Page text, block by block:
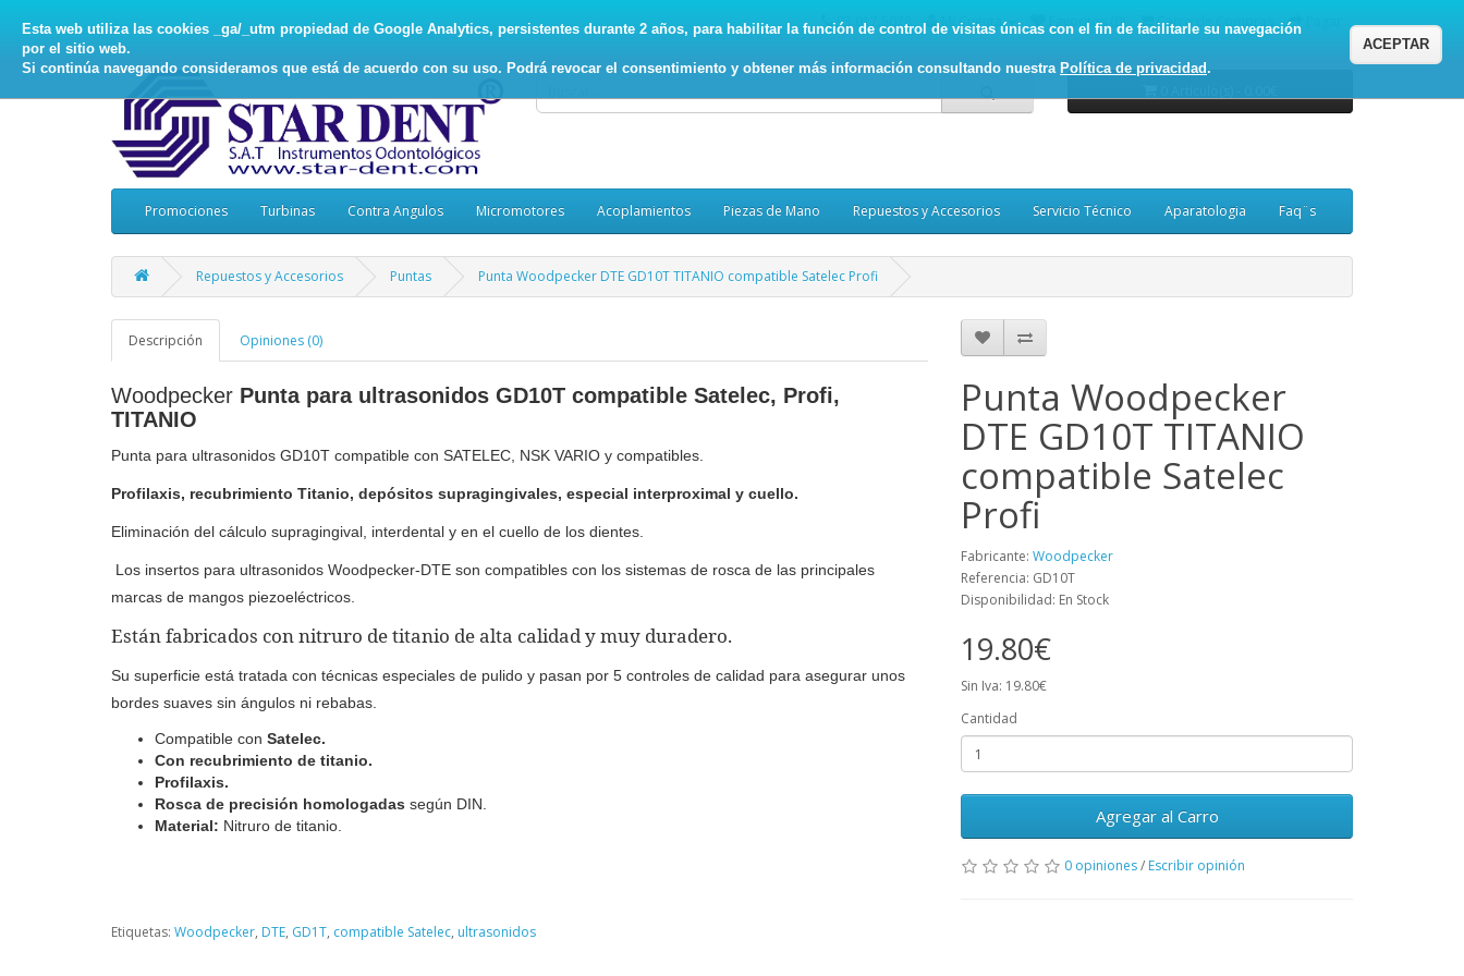
Esta web utiliza las cookies _ga/_utm propiedad de Google Analytics, persistentes durante 2 años, para habilitar la función de control de visitas únicas con el fin de facilitarle su navegación
por el sitio web.
Si continúa navegando consideramos que está de acuerdo con su uso. Podrá revocar el consentimiento y obtener más información consultando nuestra Política de privacidad.
ACEPTAR
93.017.5078 Mi Cuenta Favoritos (0) Carro de Compras
Promociones Turbinas Contra Angulos Micromotores Acoplamientos Piezas de Mano Repuestos y Accesorios Servicio Técnico Aparatologia Faq¨s
Repuestos y Accesorios Puntas Punta Woodpecker DTE GD10T TITANIO compatible Satelec Profi
Descripción Opiniones (0)
Woodpecker Punta para ultrasonidos GD10T compatible Satelec, Profi,
TITANIO
Punta para ultrasonidos GD10T compatible con SATELEC, NSK VARIO y compatibles.
Profilaxis, recubrimiento Titanio, depósitos supragingivales, especial interproximal y cuello.
Eliminación del cálculo supragingival, interdental y en el cuello de los dientes.
Los insertos para ultrasonidos Woodpecker-DTE son compatibles con los sistemas de rosca de las principales
marcas de mangos piezoeléctricos.
Están fabricados con nitruro de titanio de alta calidad y muy duradero.
Su superficie está tratada con técnicas especiales de pulido y pasan por 5 controles de calidad para asegurar unos
bordes suaves sin ángulos ni rebabas.
Compatible con Satelec.
Con recubrimiento de titanio.
Profilaxis.
Rosca de precisión homologadas según DIN.
Material: Nitruro de titanio.
Punta Woodpecker
DTE GD10T TITANIO
compatible Satelec
Profi
Fabricante: Woodpecker
Referencia: GD10T
Disponibilidad: En Stock
19.80€
Sin Iva: 19.80€
Cantidad
Agregar al Carro
0 opiniones/ Escribir opinión
Etiquetas: Woodpecker, DTE, GD1T, compatible Satelec, ultrasonidos